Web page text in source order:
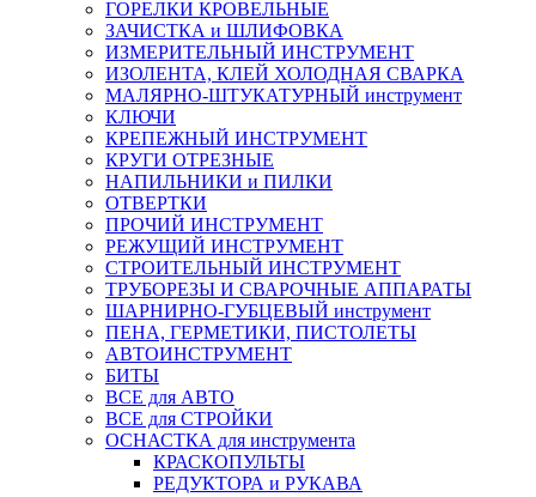
ГОРЕЛКИ КРОВЕЛЬНЫЕ
ЗАЧИСТКА и ШЛИФОВКА
ИЗМЕРИТЕЛЬНЫЙ ИНСТРУМЕНТ
ИЗОЛЕНТА, КЛЕЙ ХОЛОДНАЯ СВАРКА
МАЛЯРНО-ШТУКАТУРНЫЙ инструмент
КЛЮЧИ
КРЕПЕЖНЫЙ ИНСТРУМЕНТ
КРУГИ ОТРЕЗНЫЕ
НАПИЛЬНИКИ и ПИЛКИ
ОТВЕРТКИ
ПРОЧИЙ ИНСТРУМЕНТ
РЕЖУЩИЙ ИНСТРУМЕНТ
СТРОИТЕЛЬНЫЙ ИНСТРУМЕНТ
ТРУБОРЕЗЫ И СВАРОЧНЫЕ АППАРАТЫ
ШАРНИРНО-ГУБЦЕВЫЙ инструмент
ПЕНА, ГЕРМЕТИКИ, ПИСТОЛЕТЫ
АВТОИНСТРУМЕНТ
БИТЫ
ВСЕ для АВТО
ВСЕ для СТРОЙКИ
ОСНАСТКА для инструмента
КРАСКОПУЛЬТЫ
РЕДУКТОРА и РУКАВА